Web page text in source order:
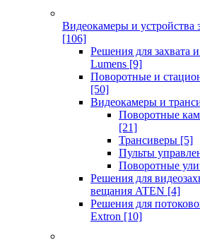
Видеокамеры и устройства
[106]
Решения для захвата
Lumens [9]
Поворотные и
[50]
Видеокамеры и
Поворотные
[21]
Трансиверы [5]
Пульты
Поворотные
Решения для
вещания ATEN [4]
Решения для
Extron [10]